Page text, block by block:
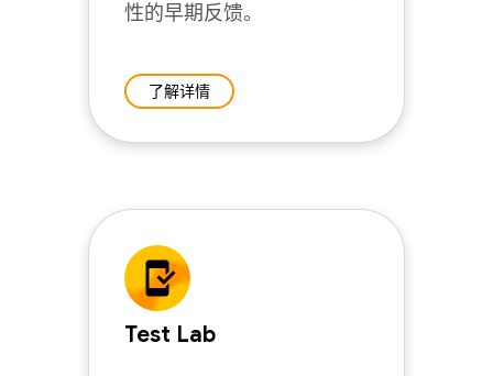
性的早期反馈。
了解详情
Test Lab